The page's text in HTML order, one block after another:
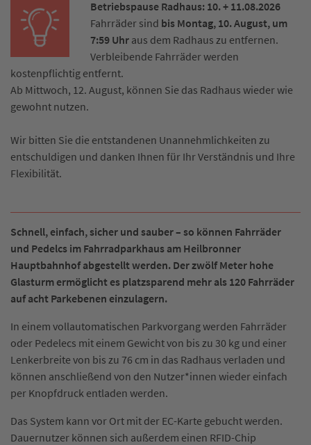
Betriebspause Radhaus: 10. + 11.08.2026
Fahrräder sind bis Montag, 10. August, um
7:59 Uhr aus dem Radhaus zu entfernen.
Verbleibende Fahrräder werden
kostenpflichtig entfernt.
Ab Mittwoch, 12. August, können Sie das Radhaus wieder wie
gewohnt nutzen.
Wir bitten Sie die entstandenen Unannehmlichkeiten zu
entschuldigen und danken Ihnen für Ihr Verständnis und Ihre
Flexibilität.
Schnell, einfach, sicher und sauber – so können Fahrräder
und Pedelcs im Fahrradparkhaus am Heilbronner
Hauptbahnhof abgestellt werden. Der zwölf Meter hohe
Glasturm ermöglicht es platzsparend mehr als 120 Fahrräder
auf acht Parkebenen einzulagern.
In einem vollautomatischen Parkvorgang werden Fahrräder
oder Pedelecs mit einem Gewicht von bis zu 30 kg und einer
Lenkerbreite von bis zu 76 cm in das Radhaus verladen und
können anschließend von den Nutzer*innen wieder einfach
per Knopfdruck entladen werden.
Das System kann vor Ort mit der EC-Karte gebucht werden.
Dauernutzer können sich außerdem einen RFID-Chip